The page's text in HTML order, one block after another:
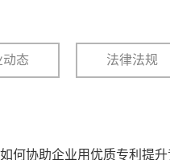
动态 法律法规
何协助企业用优质专利提升